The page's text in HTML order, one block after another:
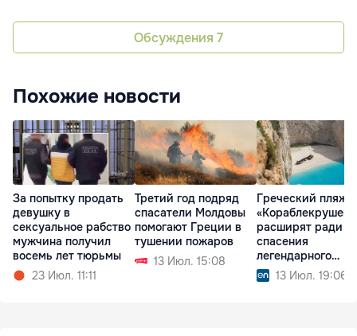
Обсуждения 7
Похожие новости
За попытку продать
девушку в
сексуальное рабство
мужчина получил
восемь лет тюрьмы
23 Июл. 11:11
Третий год подряд
спасатели Молдовы
помогают Греции в
тушении пожаров
13 Июл. 15:08
Греческий пляж
расширят ради
спасения
легендарного
корабля13 Июл. 19:06